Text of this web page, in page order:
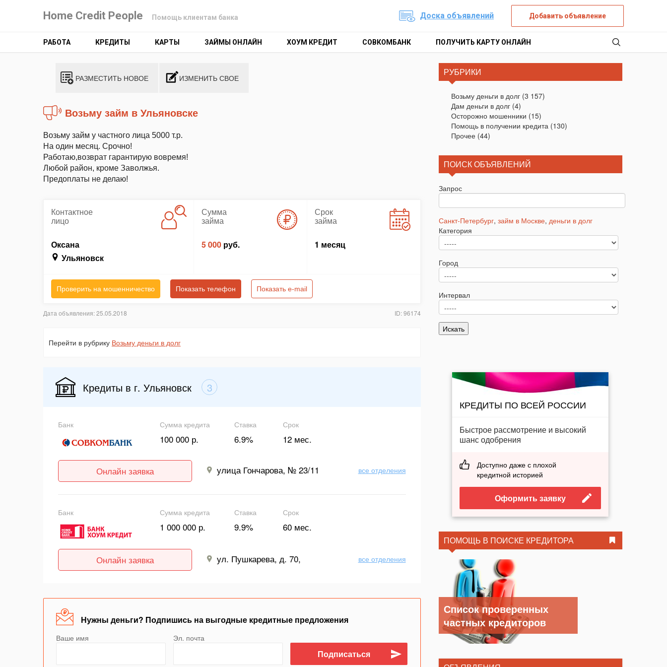
Home Credit People Помощь клиентам банка Доска объявлений Добавить объявление
РАБОТА КРЕДИТЫ КАРТЫ ЗАЙМЫ ОНЛАЙН ХОУМ КРЕДИТ СОВКОМБАНК ПОЛУЧИТЬ КАРТУ ОНЛАЙН
РАЗМЕСТИТЬ НОВОЕ ИЗМЕНИТЬ СВОЕ
Возьму займ в Ульяновске
Возьму займ у частного лица 5000 т.р.
На один месяц. Срочно!
Работаю,возврат гарантирую вовремя!
Любой район, кроме Заволжья.
Предоплаты не делаю!
Контактное
лицо
Оксана
Ульяновск
Сумма
займа
5 000 руб.
Срок
займа
1 месяц
Проверить на мошенничество Показать телефон Показать e-mail
Дата объявления: 25.05.2018 ID: 96174
Перейти в рубрику Возьму деньги в долг
Кредиты в г. Ульяновск 3
Банк Сумма кредита
100 000 р.
Ставка
6.9%
Срок
12 мес.
Онлайн заявка улица Гончарова, № 23/11 все отделения
Банк Сумма кредита
1 000 000 р.
Ставка
9.9%
Срок
60 мес.
Онлайн заявка ул. Пушкарева, д. 70, все отделения
Нужны деньги? Подпишись на выгодные кредитные предложения
Ваше имя Эл. почта
РУБРИКИ
Возьму деньги в долг(3 157)
Дам деньги в долг(4)
Осторожно мошенники (15)
Помощь в получении кредита(130)
Прочее(44)
ПОИСК ОБЪЯВЛЕНИЙ
Запрос
Санкт-Петербург, займ в Москве, деньги в долг
Категория
Город
Интервал
КРЕДИТЫ ПО ВСЕЙ РОССИИ
Быстрое рассмотрение и высокий
шанс одобрения
Доступно даже с плохой
кредитной историей
Оформить заявку
ПОМОЩЬ В ПОИСКЕ КРЕДИТОРА
Список проверенных
частных кредиторов